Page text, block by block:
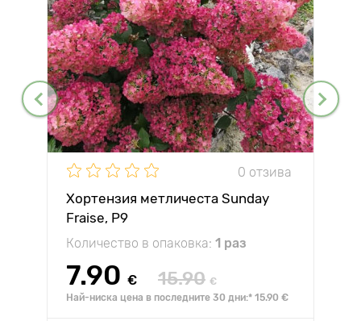
0 отзива
Хортензия метличеста Sunday
Fraise, P9
Количество в опаковка: 1 раз
7.90 € 15.90 €
Най-ниска цена в последните 30 дни:* 15.90 €